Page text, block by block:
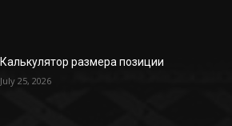
Калькулятор размера позиции
July 25, 2026